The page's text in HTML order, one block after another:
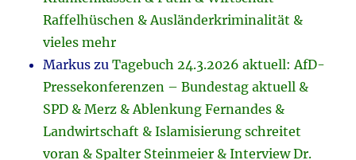
Raffelhüschen & Ausländerkriminalität &
vieles mehr
Markus zuTagebuch 24.3.2026 aktuell: AfD-
Pressekonferenzen – Bundestag aktuell &
SPD & Merz & Ablenkung Fernandes &
Landwirtschaft & Islamisierung schreitet
voran & Spalter Steinmeier & Interview Dr.